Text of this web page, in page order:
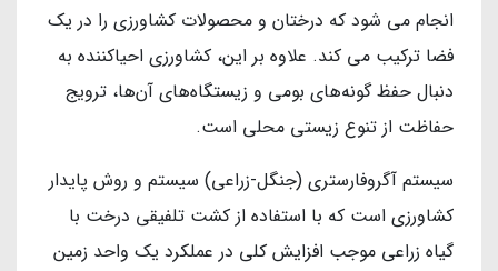
انجام می شود که درختان و محصولات کشاورزی را در یک
فضا ترکیب می کند. علاوه بر این، کشاورزی احیاکننده به
دنبال حفظ گونه‌های بومی و زیستگاه‌های آن‌ها، ترویج
حفاظت از تنوع زیستی محلی است.
سیستم آگروفارستری (جنگل-زراعی) سیستم و روش پایدار
کشاورزی است که با استفاده از کشت تلفیقی درخت با
گیاه زراعی موجب افزایش کلی در عملکرد یک واحد زمین